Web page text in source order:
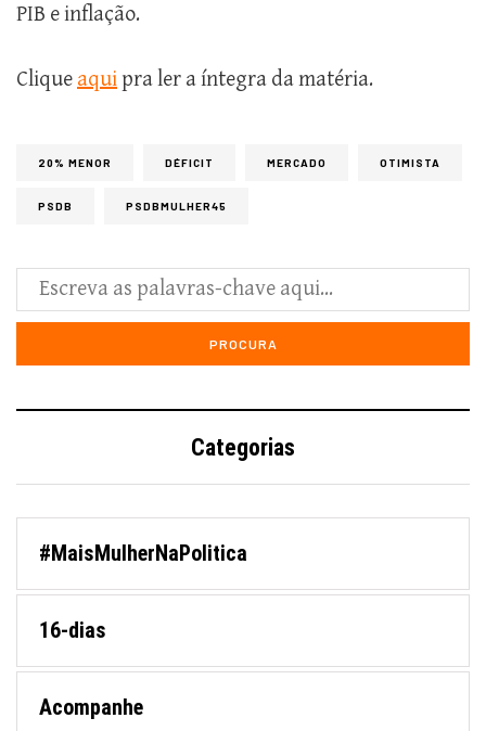
PIB e inflação.
Clique aqui pra ler a íntegra da matéria.
20% MENOR DÉFICIT MERCADO OTIMISTA
PSDB PSDBMULHER45
Categorias
#MaisMulherNaPolitica
16-dias
Acompanhe